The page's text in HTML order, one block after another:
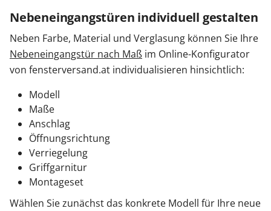
Nebeneingangstüren individuell gestalten
Neben Farbe, Material und Verglasung können Sie Ihre
Nebeneingangstür nach Maß im Online-Konfigurator
von fensterversand.at individualisieren hinsichtlich:
Modell
Maße
Anschlag
Öffnungsrichtung
Verriegelung
Griffgarnitur
Montageset
Wählen Sie zunächst das konkrete Modell für Ihre neue